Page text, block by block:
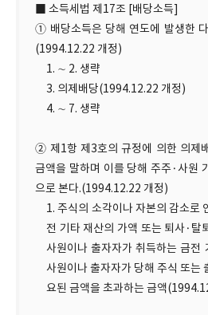
■ 소득세법 제17조 [배당소득]
① 배당소득은 당해 연도에 발생한
(1994.12.22 개정)
1. ∼ 2. 생략
3. 의제배당(1994.12.22 개정)
4. ∼ 7. 생략
② 제1항 제3호의 규정에 의한 의제
금액을 말하며 이를 당해 주주·사원
으로 본다.(1994.12.22 개정)
1. 주식의 소각이나 자본의 감소로
전 기타 재산의 가액 또는 퇴사·탈
사원이나 출자자가 취득하는 금전
사원이나 출자자가 당해 주식 또는
요된 금액을 초과하는 금액